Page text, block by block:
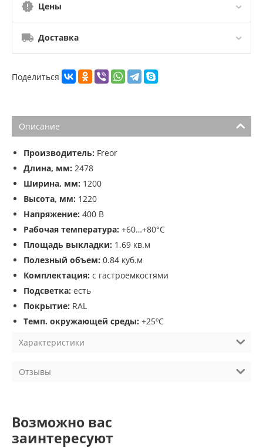
Цены
Доставка
Поделиться
Описание
Производитель: Freor
Длина, мм: 2478
Ширина, мм: 1200
Высота, мм: 1220
Напряжение: 400 В
Рабочая температура: +60…+80°С
Площадь выкладки: 1.69 кв.м
Полезный объем: 0.84 куб.м
Комплектация: с гастроемкостями
Подсветка: есть
Покрытие: RAL
Темп. окружающей среды: +25ºC
Характеристики
Отзывы
Возможно вас
заинтересуют